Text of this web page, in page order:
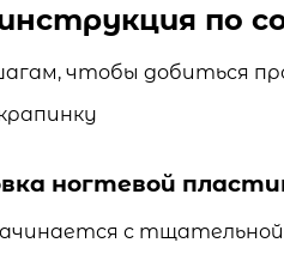
по
чтобы добиться
ногтевой
с тщательной